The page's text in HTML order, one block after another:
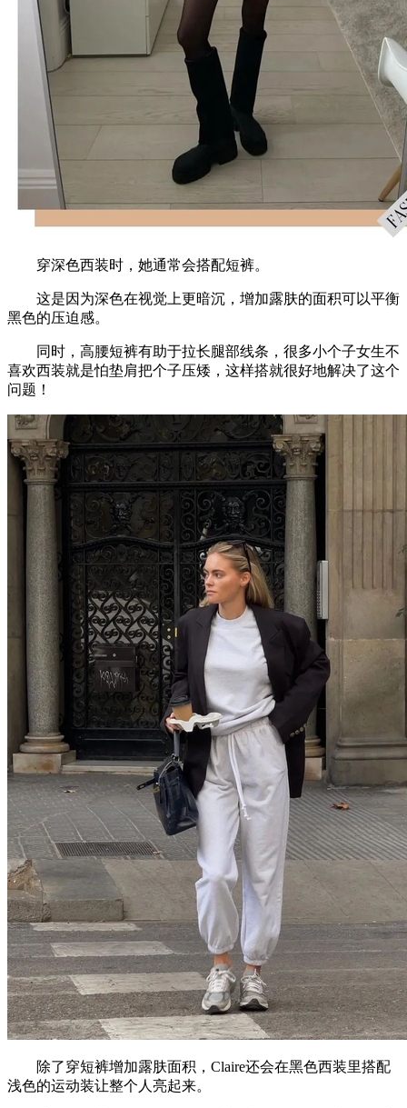
穿深色西装时，她通常会搭配短裤。
这是因为深色在视觉上更暗沉，增加露肤的面积可以平衡
黑色的压迫感。
同时，高腰短裤有助于拉长腿部线条，很多小个子女生不
喜欢西装就是怕垫肩把个子压矮，这样搭就很好地解决了这个
问题！
除了穿短裤增加露肤面积，Claire还会在黑色西装里搭配
浅色的运动装让整个人亮起来。